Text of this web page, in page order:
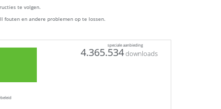
te volgen.
fouten en andere problemen op te lossen.
speciale aanbieding
4.365.534downloads